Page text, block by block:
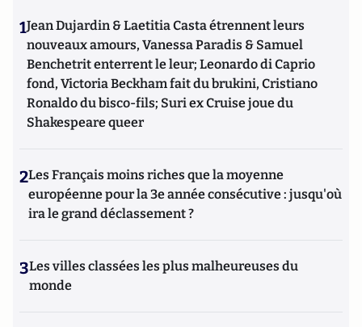
1Jean Dujardin & Laetitia Casta étrennent leurs
nouveaux amours, Vanessa Paradis & Samuel
Benchetrit enterrent le leur; Leonardo di Caprio
fond, Victoria Beckham fait du brukini, Cristiano
Ronaldo du bisco-fils; Suri ex Cruise joue du
Shakespeare queer
2Les Français moins riches que la moyenne
européenne pour la 3e année consécutive : jusqu'où
ira le grand déclassement ?
3Les villes classées les plus malheureuses du
monde